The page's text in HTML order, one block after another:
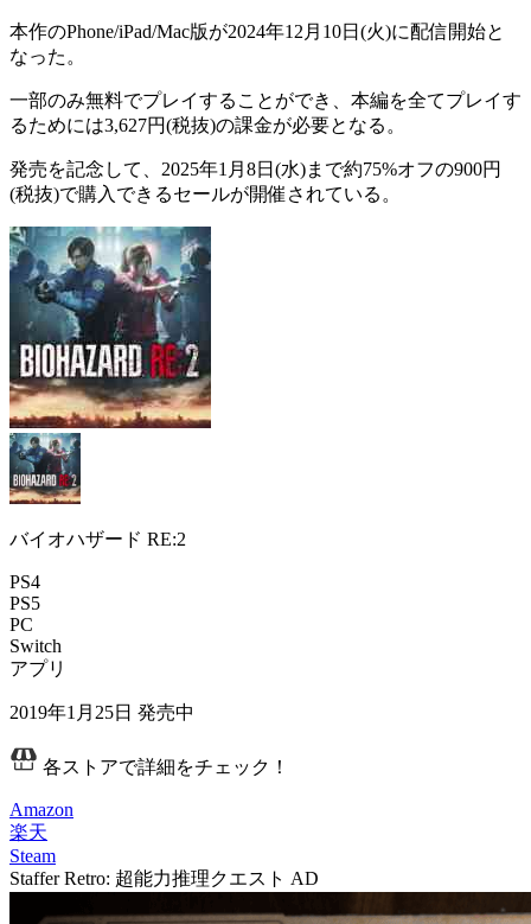
本作のPhone/iPad/Mac版が2024年12月10日(火)に配信開始と
なった。
一部のみ無料でプレイすることができ、本編を全てプレイす
るためには3,627円(税抜)の課金が必要となる。
発売を記念して、2025年1月8日(水)まで約75%オフの900円
(税抜)で購入できるセールが開催されている。
バイオハザード RE:2
PS4
PS5
PC
Switch
アプリ
2019年1月25日 発売中
各ストアで詳細をチェック！
Amazon
楽天
Steam
Staffer Retro: 超能力推理クエスト AD